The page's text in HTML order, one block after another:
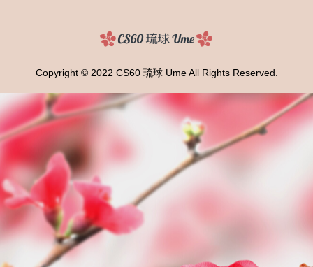
Copyright © 2022 CS60 琉球 Ume All Rights Reserved.